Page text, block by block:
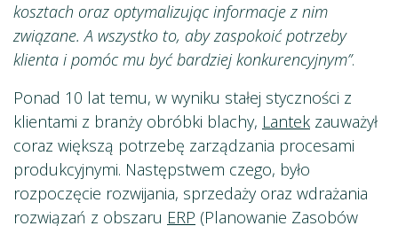
kosztach oraz optymalizując informacje z nim
związane. A wszystko to, aby zaspokoić potrzeby
klienta i pomóc mu być bardziej konkurencyjnym”.
Ponad 10 lat temu, w wyniku stałej styczności z
klientami z branży obróbki blachy, Lantek zauważył
coraz większą potrzebę zarządzania procesami
produkcyjnymi. Następstwem czego, było
rozpoczęcie rozwijania, sprzedaży oraz wdrażania
rozwiązań z obszaru ERP (Planowanie Zasobów